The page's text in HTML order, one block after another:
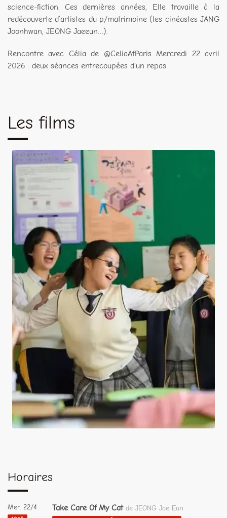
science-fiction. Ces dernières années, Elle travaille à la
redécouverte d’artistes du p/matrimoine (les cinéastes JANG
Joonhwan, JEONG Jaeeun…).
Rencontre avec Célia de @CeliaAtParis Mercredi 22 avril
2026 : deux séances entrecoupées d'un repas.
Les films
The World of Love
Horaires
Mer. 22/4 Take Care Of My Cat de JEONG Jae Eun